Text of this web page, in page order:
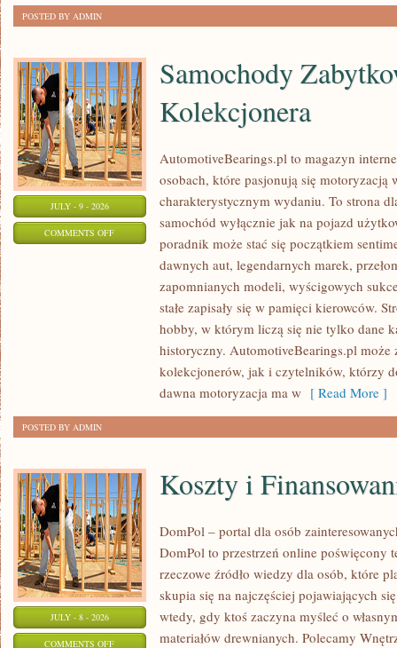
POSTED BY ADMIN
JULY - 9 - 2026
COMMENTS OFFON
SAMOCHODY
Samochody
Kolekcjonera
AutomotiveBearings.pl to magazyn
osobach, które pasjonują się motoryzacją
charakterystycznym wydaniu. To strona
samochód wyłącznie jak na pojazd
poradnik może stać się początkiem
dawnych aut, legendarnych marek,
zapomnianych modeli, wyścigowych
stałe zapisały się w pamięci kierowców.
hobby, w którym liczą się nie tylko dane
historyczny. AutomotiveBearings.pl może
kolekcjonerów, jak i czytelników, którzy
dawna motoryzacja ma w [ Read More ]
POSTED BY ADMIN
JULY - 8 - 2026
COMMENTS OFFON
Koszty i
DomPol – portal dla osób
DomPol to przestrzeń online poświęcony
rzeczowe źródło wiedzy dla osób, które
skupia się na najczęściej pojawiających
wtedy, gdy ktoś zaczyna myśleć o
materiałów drewnianych. Polecamy